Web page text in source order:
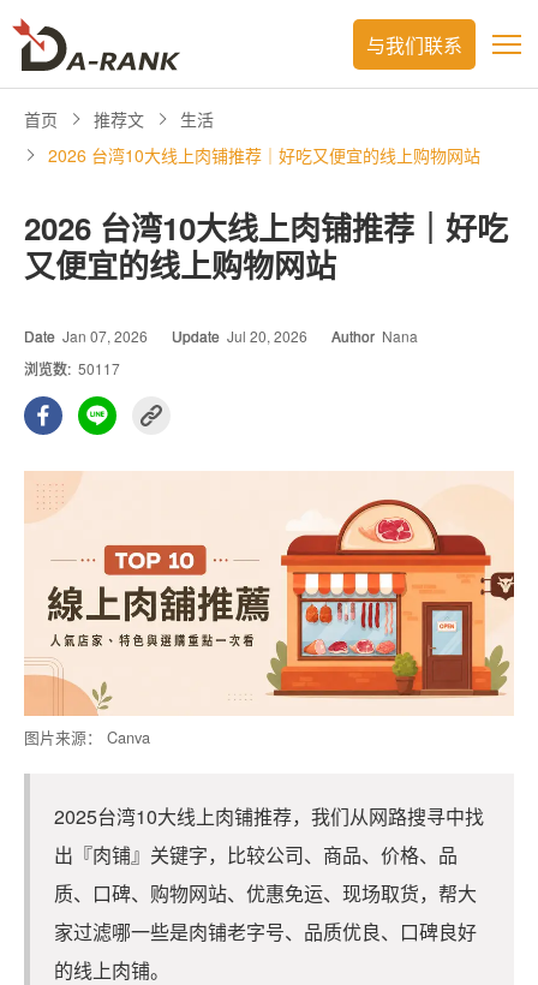
与我们联系
首页 推荐文
生活
2026 台湾10大线上肉铺推荐｜好吃又便宜的线上购物网站
2026 台湾10大线上肉铺推荐｜好吃
又便宜的线上购物网站
Date Jan 07, 2026 Update Jul 20, 2026 Author Nana
浏览数: 50117
图片来源： Canva
2025台湾10大线上肉铺推荐，我们从网路搜寻中找
出『肉铺』关键字，比较公司、商品、价格、品
质、口碑、购物网站、优惠免运、现场取货，帮大
家过滤哪一些是肉铺老字号、品质优良、口碑良好
的线上肉铺。